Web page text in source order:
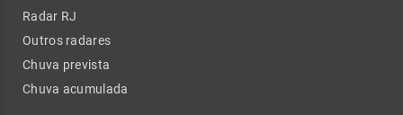
Radar RJ
Outros radares
Chuva prevista
Chuva acumulada